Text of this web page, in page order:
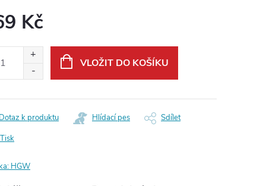
Kč
VLOŽIT DO KOŠÍKU
Tisk
k produktu Hlídací pes Sdílet
HGW